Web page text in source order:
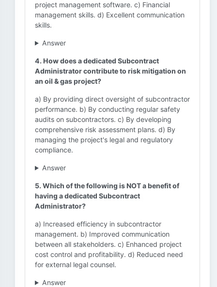
project management software. c) Financial
management skills. d) Excellent communication
skills.
Answer
4. How does a dedicated Subcontract
Administrator contribute to risk mitigation on
an oil & gas project?
a) By providing direct oversight of subcontractor
performance. b) By conducting regular safety
audits on subcontractors. c) By developing
comprehensive risk assessment plans. d) By
managing the project's legal and regulatory
compliance.
Answer
5. Which of the following is NOT a benefit of
having a dedicated Subcontract
Administrator?
a) Increased efficiency in subcontractor
management. b) Improved communication
between all stakeholders. c) Enhanced project
cost control and profitability. d) Reduced need
for external legal counsel.
Answer